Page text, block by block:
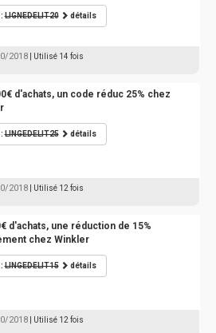
:LIGNEDELIT20 détails
2018 | Utilisé 14 fois
d'achats, un code réduc 25% chez
:LINGEDELIT25 détails
2018 | Utilisé 12 fois
d'achats, une réduction de 15%
chez Winkler
:LINGEDELIT15 détails
2018 | Utilisé 12 fois